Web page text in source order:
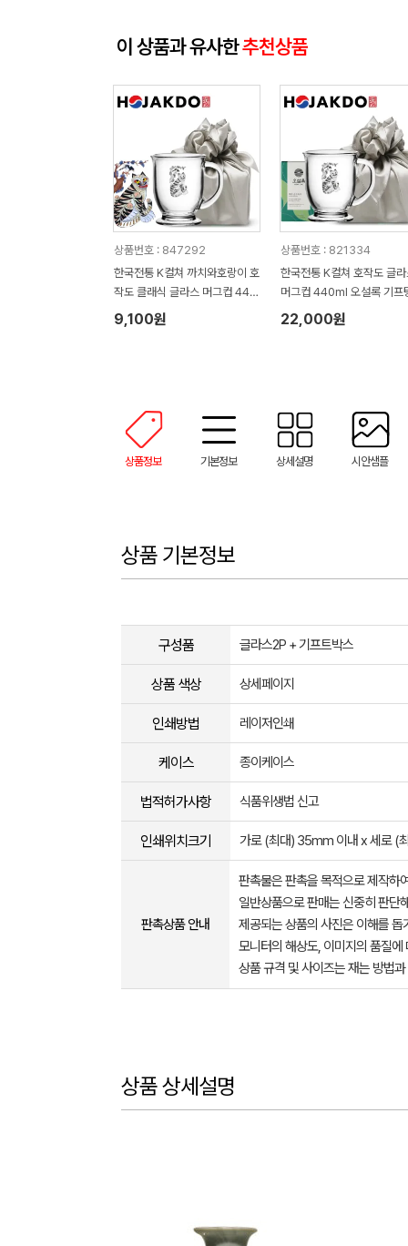
이 상품과 유사한추천상품
상품번호 : 847292
한국전통 K컬쳐 까치와호랑이 호
작도 클래식 글라스 머그컵 440
ml (보자기 포장)
9,100원
상품번호 : 821334
한국전통 K컬쳐 호작도 글라
머그컵 440ml 오설록 기프
(보자기 포장)
22,000원
상품정보 기본정보 상세설명 시안샘플
상품 기본정보
구성품 글라스2P + 기프트박스
상품 색상 상세페이지
인쇄방법 레이저인쇄
케이스 종이케이스
법적허가사항 식품위생법 신고
인쇄위치크기 가로 (최대) 35mm 이내 x 세로 (
판촉상품 안내
판촉물은 판촉을 목적으로 제작하
일반상품으로 판매는 신중히 판단
제공되는 상품의 사진은 이해를
모니터의 해상도, 이미지의 품질
상품 규격 및 사이즈는 재는 방법
상품 상세설명